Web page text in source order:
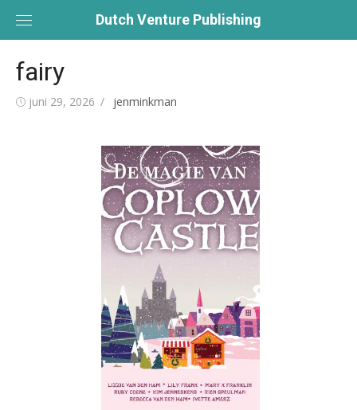
Dutch Venture Publishing
fairy
Posted
juni 29, 2026 Author
jenminkman